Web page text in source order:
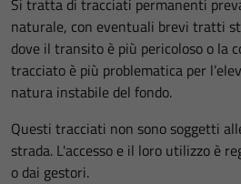
Si tratta di tracciati permanenti
naturale, con eventuali brevi tratti
dove il transito è più pericoloso o la
tracciato è più problematica per
natura instabile del fondo.
Questi tracciati non sono soggetti
strada. L'accesso e il loro utilizzo è
o dai gestori.